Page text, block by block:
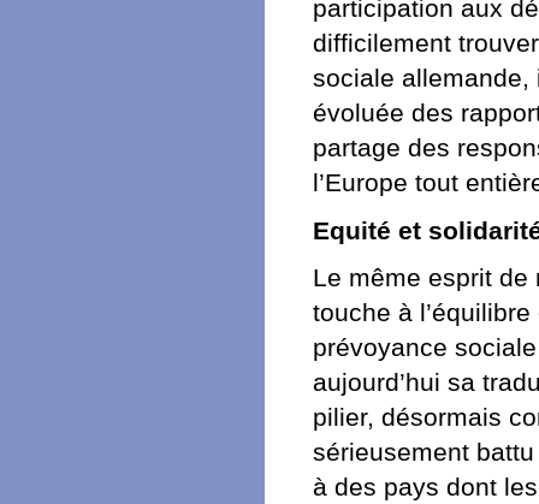
participation aux
difficilement
sociale allemande,
évoluée des
partage des
l’Europe tout
Equité et
Le même esprit de
touche à
prévoyance
aujourd’hui sa
pilier, désormais
sérieusement
à des pays dont